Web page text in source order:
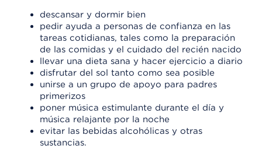
descansar y dormir bien
pedir ayuda a personas de confianza en las
tareas cotidianas, tales como la preparación
de las comidas y el cuidado del recién nacido
llevar una dieta sana y hacer ejercicio a diario
disfrutar del sol tanto como sea posible
unirse a un grupo de apoyo para padres
primerizos
poner música estimulante durante el día y
música relajante por la noche
evitar las bebidas alcohólicas y otras
sustancias.